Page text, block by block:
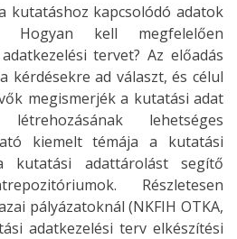
kutatáshoz kapcsolódó adatok
Hogyan kell megfelelően
tervet? Az előadás
kérdésekre ad választ, és célul
megismerjék a kutatási adat
lehetséges
kiemelt témája a kutatási
kutatási adattárolást segítő
Részletesen
pályázatoknál (NKFIH OTKA,
adatkezelési terv elkészítési